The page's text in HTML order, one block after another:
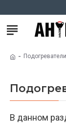
Подогреватели
В данном